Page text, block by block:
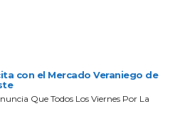
con el Mercado Veraniego de
Que Todos Los Viernes Por La